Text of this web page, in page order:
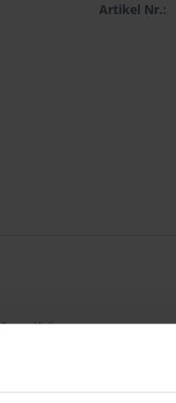
Artikel Nr.:
Krümmer.
konsequent optimiert bis